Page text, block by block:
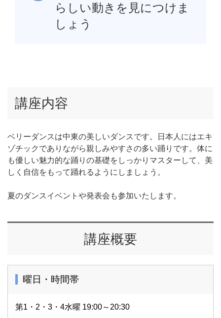
らしい動きを見につけま
しょう
講座内容
ベリーダンスは中東の美しいダンスです。日本人にはエキ
ゾチックでありながら親しみやすさの多い踊りです。体に
も優しい魅力的な踊りの基礎をしっかりマスターして、美
しく自信をもって踊れるようにしましょう。
夏のダンスイベントや発表会も参加いたします。
講座概要
曜日・時間帯
第1・2・3・4水曜 19:00～20:30